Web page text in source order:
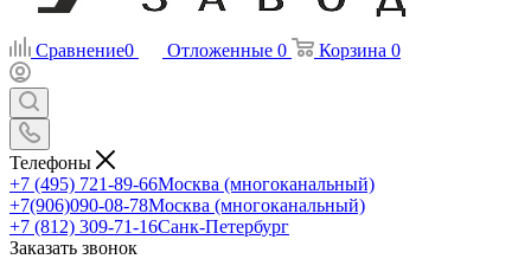
Сравнение0 Отложенные 0 Корзина 0
Телефоны
+7 (495) 721-89-66Москва (многоканальный)
+7(906)090-08-78Москва (многоканальный)
+7 (812) 309-71-16Санк-Петербург
Заказать звонок